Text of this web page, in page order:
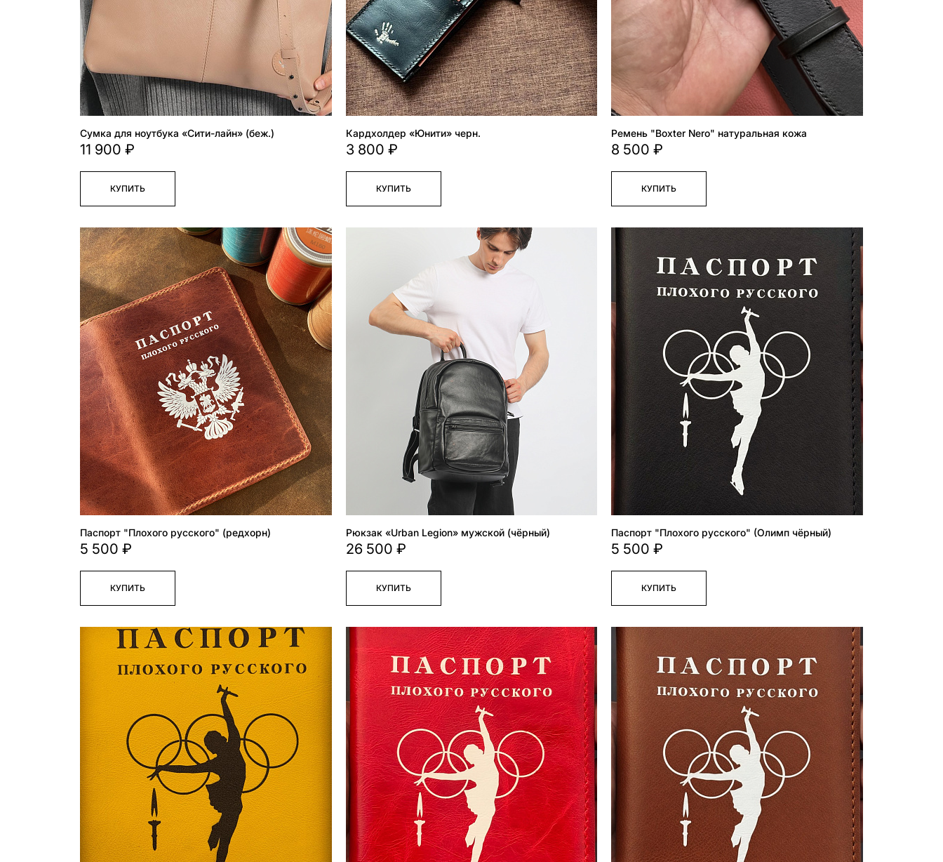
Сумка для ноутбука «Сити-лайн» (беж.)
11 900 ₽
КУПИТЬ
Кардхолдер «Юнити» черн.
3 800 ₽
КУПИТЬ
Ремень "Boxter Nero" натуральная кожа
8 500 ₽
КУПИТЬ
Паспорт "Плохого русского" (редхорн)
5 500 ₽
КУПИТЬ
Рюкзак «Urban Legion» мужской (чёрный)
26 500 ₽
КУПИТЬ
Паспорт "Плохого русского" (Олимп чёрный)
5 500 ₽
КУПИТЬ